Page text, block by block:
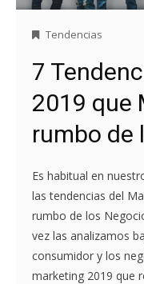
Tendencias
7
2019 que
rumbo de
Es habitual en
las tendencias del
rumbo de los
vez las analizamos
consumidor y los
marketing 2019 que